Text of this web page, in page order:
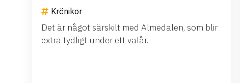
Krönikor
Det är något särskilt med Almedalen, som blir
extra tydligt under ett valår.